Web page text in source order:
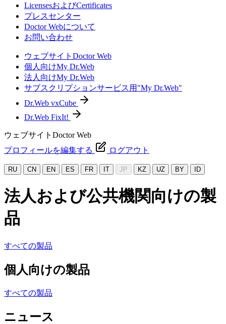
LicensesおよびCertificates
プレスセンター
Doctor Webについて
お問い合わせ
ウェブサイトDoctor Web
個人向けMy Dr.Web
法人向けMy Dr.Web
サブスクリプションサービス用"My Dr.Web"
Dr.Web vxCube
Dr.Web FixIt!
ウェブサイトDoctor Web
プロフィールを編集する
ログアウト
RU CN EN ES FR IT JP KZ UZ BY ID
法人および公共機関向けの製
品
すべての製品
個人向けの製品
すべての製品
ニュース